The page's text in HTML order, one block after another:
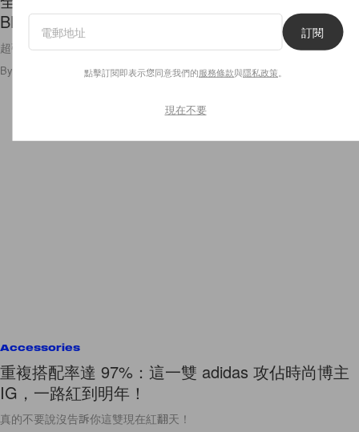
BLACKPINK 也在其中！
超強陣容！！🤩
By 2022年12月30日
Accessories
重複搭配率達 97%：這一雙 adidas 攻佔時尚博主
IG，一路紅到明年！
真的不要說沒告訴你這雙現在紅翻天！
訂閱
點擊訂閱即表示您同意我們的服務條款與隱私政策
現在不要